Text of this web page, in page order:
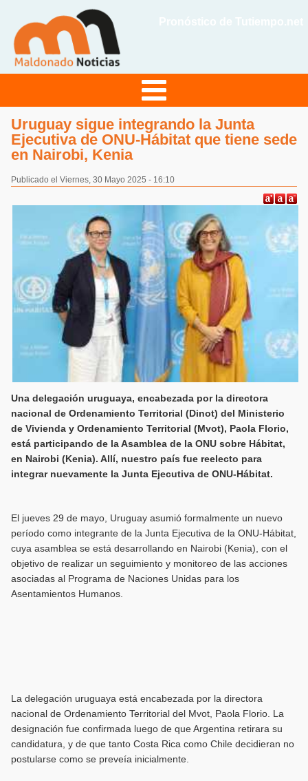
Uruguay sigue integrando la Junta
Ejecutiva de ONU-Hábitat que tiene sede
en Nairobi, Kenia
Publicado el Viernes, 30 Mayo 2025 - 16:10
Una delegación uruguaya, encabezada por la directora
nacional de Ordenamiento Territorial (Dinot) del Ministerio
de Vivienda y Ordenamiento Territorial (Mvot), Paola Florio,
está participando de la Asamblea de la ONU sobre Hábitat,
en Nairobi (Kenia). Allí, nuestro país fue reelecto para
integrar nuevamente la Junta Ejecutiva de ONU-Hábitat.
El jueves 29 de mayo, Uruguay asumió formalmente un nuevo
período como integrante de la Junta Ejecutiva de la ONU-Hábitat,
cuya asamblea se está desarrollando en Nairobi (Kenia), con el
objetivo de realizar un seguimiento y monitoreo de las acciones
asociadas al Programa de Naciones Unidas para los
Asentamientos Humanos.
La delegación uruguaya está encabezada por la directora
nacional de Ordenamiento Territorial del Mvot, Paola Florio. La
designación fue confirmada luego de que Argentina retirara su
candidatura, y de que tanto Costa Rica como Chile decidieran no
postularse como se preveía inicialmente.